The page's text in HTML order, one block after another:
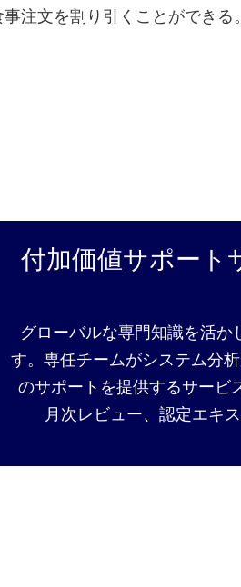
注文を割り引くことができる。
付加価値サポー
グローバルな専門知識を活
す。専任チームがシステム分
のサポートを提供するサービ
月次レビュー、認定エキ